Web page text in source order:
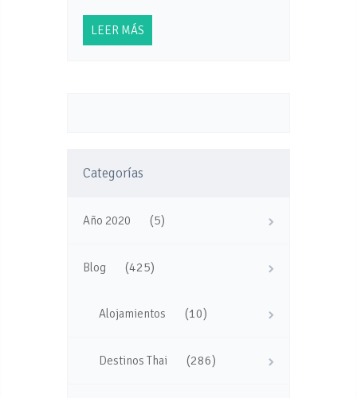
LEER MÁS
Categorías
Año 2020 (5)
Blog (425)
Alojamientos (10)
Destinos Thai (286)